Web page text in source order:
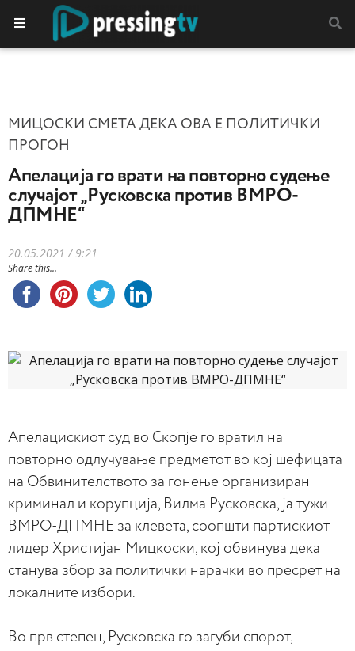
МИЦОСКИ СМЕТА ДЕКА ОВА Е ПОЛИТИЧКИ
ПРОГОН
Апелација го врати на повторно судење
случајот „Русковска против ВМРО-
ДПМНЕ“
20.05.2021 / 9:21
Share this...
Aпелацискиот суд во Скопје го вратил на
повторно одлучување предметот во кој шефицата
на Обвинителството за гонење организиран
криминал и корупција, Вилма Русковска, ја тужи
ВМРО-ДПМНЕ за клевета, соопшти партискиот
лидер Христијан Мицкоски, кој обвинува дека
станува збор за политички нарачки во пресрет на
локалните избори.
Во прв степен, Русковска го загуби спорот,